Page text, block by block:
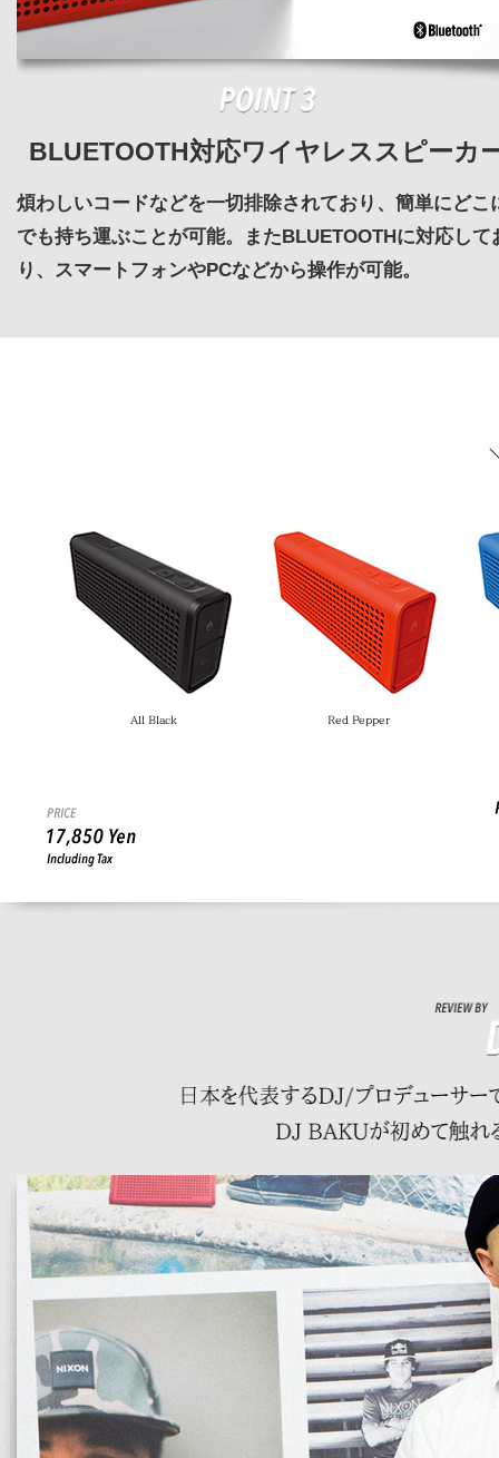
BLUETOOTH対応ワイヤレススピーカ
煩わしいコードなどを一切排除されており、簡単にどこ
でも持ち運ぶことが可能。またBLUETOOTHに対応して
り、スマートフォンやPCなどから操作が可能。